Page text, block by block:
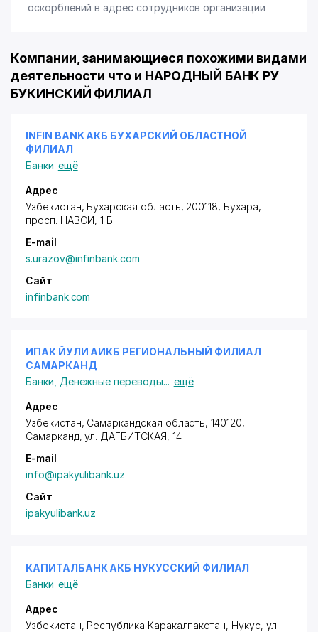
оскорблений в адрес сотрудников организации
Компании, занимающиеся похожими видами
деятельности что и НАРОДНЫЙ БАНК РУ
БУКИНСКИЙ ФИЛИАЛ
INFIN BANK АКБ БУХАРСКИЙ ОБЛАСТНОЙ
ФИЛИАЛ
Банки ещё
Адрес
Узбекистан, Бухарская область, 200118, Бухара,
просп. НАВОИ, 1 Б
E-mail
s.urazov@infinbank.com
Сайт
infinbank.com
ИПАК ЙУЛИ АИКБ РЕГИОНАЛЬНЫЙ ФИЛИАЛ
САМАРКАНД
Банки Денежные переводы... ещё
Адрес
Узбекистан, Самаркандская область, 140120,
Самарканд,ул. ДАГБИТСКАЯ, 14
E-mail
info@ipakyulibank.uz
Сайт
ipakyulibank.uz
КАПИТАЛБАНК АКБ НУКУССКИЙ ФИЛИАЛ
Банки ещё
Адрес
Узбекистан, Республика Каракалпакстан, Нукус, ул.